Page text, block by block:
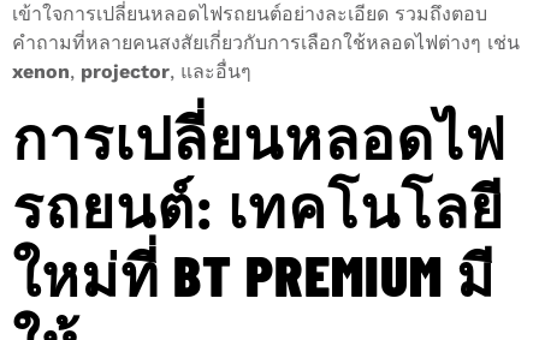
เข้าใจการเปลี่ยนหลอดไฟรถยนต์อย่างละเอียด รวมถึงตอบ
คำถามที่หลายคนสงสัยเกี่ยวกับการเลือกใช้หลอดไฟต่างๆ เช่น
xenon, projector, และอื่นๆ
การเปลี่ยนหลอดไฟ
รถยนต์: เทคโนโลยี
ใหม่ที่ BT PREMIUM มี